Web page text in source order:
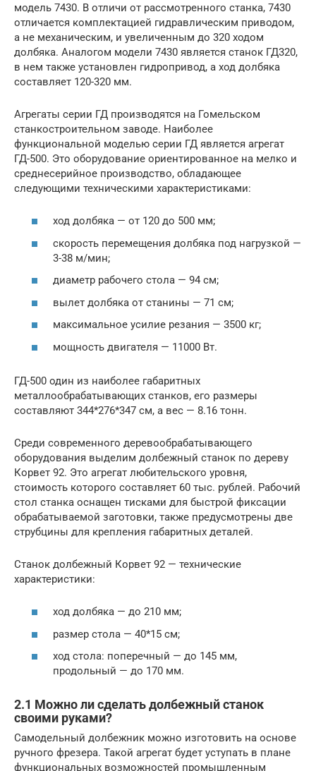
модель 7430. В отличи от рассмотренного станка, 7430
отличается комплектацией гидравлическим приводом,
а не механическим, и увеличенным до 320 ходом
долбяка. Аналогом модели 7430 является станок ГД320,
в нем также установлен гидропривод, а ход долбяка
составляет 120-320 мм.
Агрегаты серии ГД производятся на Гомельском
станкостроительном заводе. Наиболее
функциональной моделью серии ГД является агрегат
ГД-500. Это оборудование ориентированное на мелко и
среднесерийное производство, обладающее
следующими техническими характеристиками:
ход долбяка — от 120 до 500 мм;
скорость перемещения долбяка под нагрузкой —
3-38 м/мин;
диаметр рабочего стола — 94 см;
вылет долбяка от станины — 71 см;
максимальное усилие резания — 3500 кг;
мощность двигателя — 11000 Вт.
ГД-500 один из наиболее габаритных
металлообрабатывающих станков, его размеры
составляют 344*276*347 см, а вес — 8.16 тонн.
Среди современного деревообрабатывающего
оборудования выделим долбежный станок по дереву
Корвет 92. Это агрегат любительского уровня,
стоимость которого составляет 60 тыс. рублей. Рабочий
стол станка оснащен тисками для быстрой фиксации
обрабатываемой заготовки, также предусмотрены две
струбцины для крепления габаритных деталей.
Станок долбежный Корвет 92 — технические
характеристики:
ход долбяка — до 210 мм;
размер стола — 40*15 см;
ход стола: поперечный — до 145 мм,
продольный — до 170 мм.
2.1 Можно ли сделать долбежный станок
своими руками?
Самодельный долбежник можно изготовить на основе
ручного фрезера. Такой агрегат будет уступать в плане
функциональных возможностей промышленным